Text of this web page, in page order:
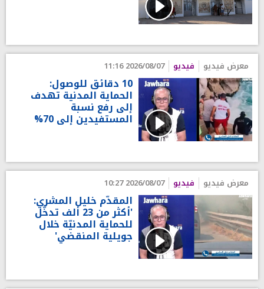
معرض فيديو فيديو 2026/08/07 11:16
10 دقائق للوصول:
الحماية المدنية تهدف
إلى رفع نسبة
المستفيدين إلى 70%
معرض فيديو فيديو 2026/08/07 10:27
المقدّم خليل المشري:
'أكثر من 23 ألف تدخّل
للحماية المدنيّة خلال
جويلية المنقضي'